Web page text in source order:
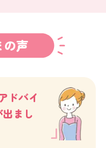
の声
ドバイ
まし